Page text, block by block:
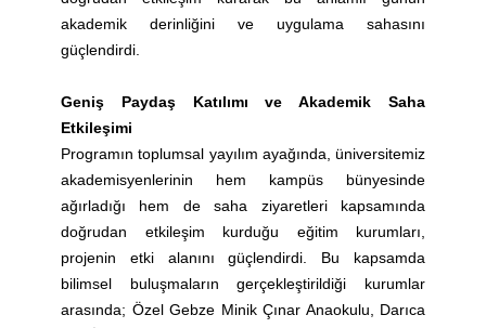
akademik derinliğini ve uygulama sahasını
güçlendirdi.
Geniş Paydaş Katılımı ve Akademik Saha
Etkileşimi
Programın toplumsal yayılım ayağında, üniversitemiz
akademisyenlerinin hem kampüs bünyesinde
ağırladığı hem de saha ziyaretleri kapsamında
doğrudan etkileşim kurduğu eğitim kurumları,
projenin etki alanını güçlendirdi. Bu kapsamda
bilimsel buluşmaların gerçekleştirildiği kurumlar
arasında; Özel Gebze Minik Çınar Anaokulu, Darıca